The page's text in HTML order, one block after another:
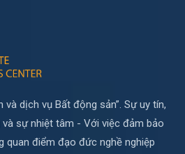
và dịch vụ Bất động sản”. Sự uy tín,
sự nhiệt tâm - Với việc đảm bảo
quan điểm đạo đức nghề nghiệp